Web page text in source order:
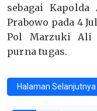
sebagai
Prabowo pada 4
Pol Marzuki Ali
purna tugas.
Halaman Selanjutnya